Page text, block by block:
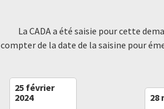
La CADA a été saisie pour cette
compter de la date de la saisine pour
25 février
2024
28